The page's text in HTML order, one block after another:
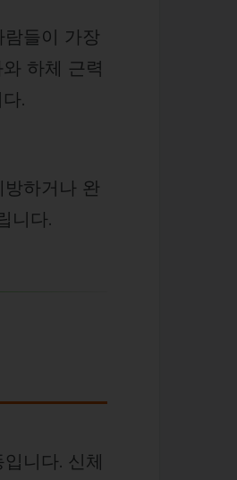
람들이 가장
하체 근력
.
하거나 완
니다.
니다. 신체